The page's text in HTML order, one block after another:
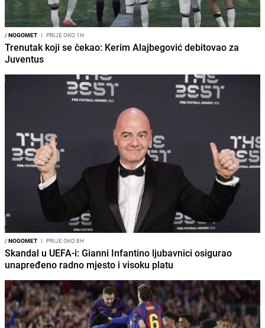
/NOGOMET I PRIJE OKO 1H
Trenutak koji se čekao: Kerim Alajbegović debitovao za
Juventus
/NOGOMET I PRIJE OKO 8H
Skandal u UEFA-i: Gianni Infantino ljubavnici osigurao
unapređeno radno mjesto i visoku platu